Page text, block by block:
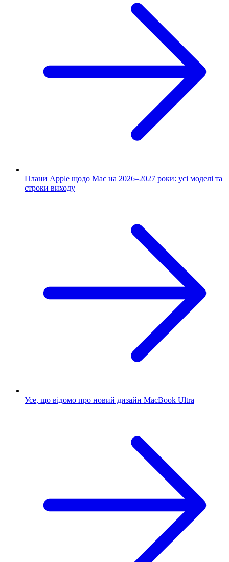
Плани Apple щодо Mac на 2026–2027 роки: усі моделі та
строки виходу
Усе, що відомо про новий дизайн MacBook Ultra